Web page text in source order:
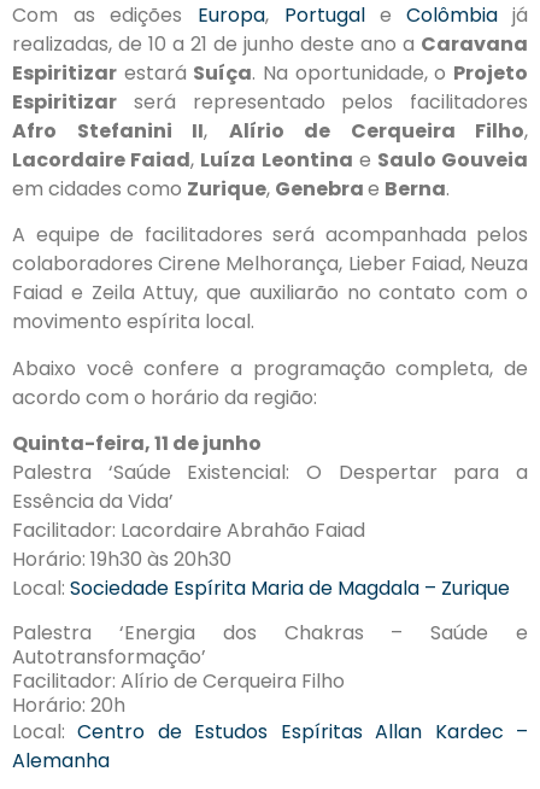
Com as edições Europa, Portugal eColômbia já
realizadas, de 10 a 21 de junho deste ano a Caravana
Espiritizar estará Suíça. Na oportunidade, o Projeto
Espiritizar será representado pelos facilitadores
Afro Stefanini II, Alírio de Cerqueira Filho,
Lacordaire Faiad, Luíza Leontina e Saulo Gouveia
em cidades como Zurique, Genebrae Berna.
A equipe de facilitadores será acompanhada pelos
colaboradores Cirene Melhorança, Lieber Faiad, Neuza
Faiad e Zeila Attuy, que auxiliarão no contato com o
movimento espírita local.
Abaixo você confere a programação completa, de
acordo com o horário da região:
Quinta-feira, 11 de junho
Palestra ‘Saúde Existencial: O Despertar para a
Essência da Vida’
Facilitador: Lacordaire Abrahão Faiad
Horário: 19h30 às 20h30
Local: Sociedade Espírita Maria de Magdala – Zurique
Palestra ‘Energia dos Chakras – Saúde e
Autotransformação’
Facilitador: Alírio de Cerqueira Filho
Horário: 20h
Local:Centro de Estudos Espíritas Allan Kardec –
Alemanha